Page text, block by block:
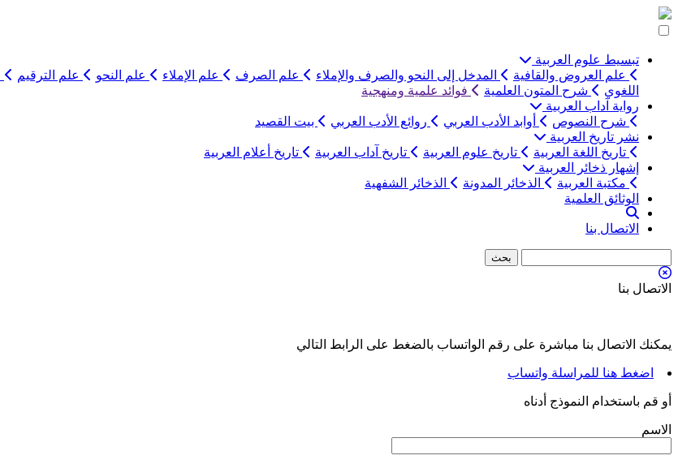
التخطي
إلى
تبسيط علوم العربية
علم العروض والقافية
المدخل إلى النحو والصرف والإملاء علم الصرف علم الإملاء علم النحو علم الترقيم
اللغوي
شرح المتون العلمية
فوائد علمية ومنهجية
رواية آداب العربية
شرح النصوص
أوابد الأدب العربي روائع الأدب العربي
بيت القصيد
نشر تاريخ العربية
تاريخ اللغة العربية
تاريخ علوم العربية تاريخ آداب العربية
تاريخ أعلام العربية
إشهار ذخائر العربية
مكتبة العربية
الذخائر المدونة
الذخائر الشفهية
الوثائق العلمية
الاتصال بنا
الاتصال بنا
يمكنك الاتصال بنا مباشرة على رقم الواتساب بالضغط على الرابط التالي
اضغط هنا للمراسلة واتساب
أو قم باستخدام النموذج أدناه
الاسم